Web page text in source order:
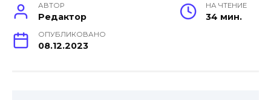
АВТОР
Редактор
НА ЧТЕНИЕ
34 мин.
ОПУБЛИКОВАНО
08.12.2023